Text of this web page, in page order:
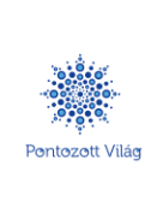
content